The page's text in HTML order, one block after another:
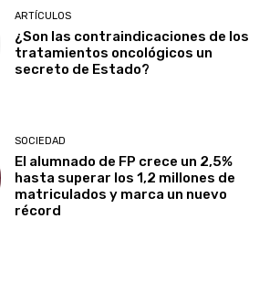
ARTÍCULOS
¿Son las contraindicaciones de los
tratamientos oncológicos un
secreto de Estado?
SOCIEDAD
El alumnado de FP crece un 2,5%
hasta superar los 1,2 millones de
matriculados y marca un nuevo
récord